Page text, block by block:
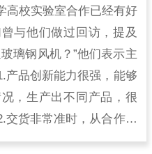
高校实验室合作已经有好
与他们做过回访，提及
璃钢风机？”他们表示主
产品创新能力很强，能够
，生产出不同产品，很
交货非常准时，从合作开
时交货的情况，生产实